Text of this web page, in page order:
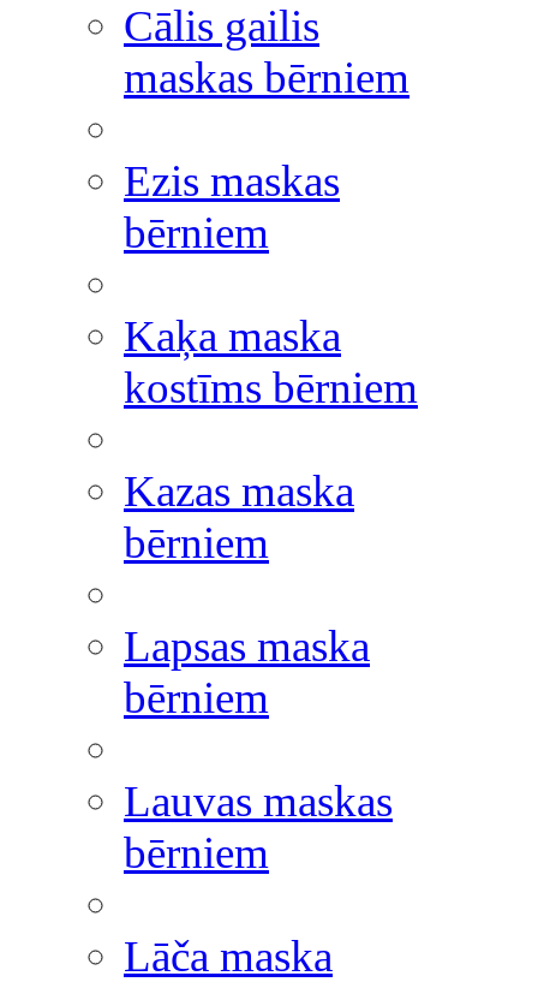
Cālis gailis
maskas bērniem
Ezis maskas
bērniem
Kaķa maska
kostīms bērniem
Kazas maska
bērniem
Lapsas maska
bērniem
Lauvas maskas
bērniem
Lāča maska